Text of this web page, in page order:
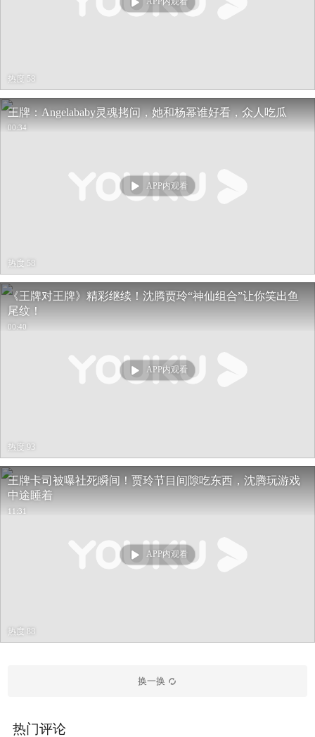
热度 58
王牌：Angelababy灵魂拷问，她和杨幂谁好看，众人吃瓜
00:34
APP内观看
热度 58
《王牌对王牌》精彩继续！沈腾贾玲“神仙组合”让你笑出鱼
尾纹！
00:40
APP内观看
热度 93
王牌卡司被曝社死瞬间！贾玲节目间隙吃东西，沈腾玩游戏
中途睡着
11:31
APP内观看
热度 88
换一换
热门评论